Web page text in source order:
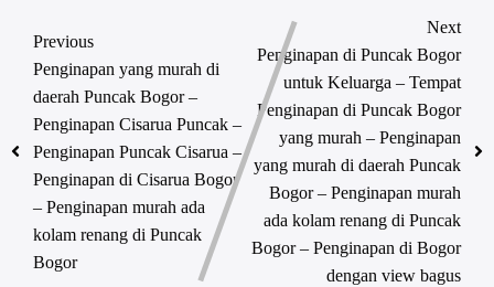
Previous
Penginapan yang murah di
daerah Puncak Bogor –
Penginapan Cisarua Puncak –
Penginapan Puncak Cisarua –
Penginapan di Cisarua Bogor
– Penginapan murah ada
kolam renang di Puncak
Bogor
Next
Penginapan di Puncak Bogor
untuk Keluarga – Tempat
Penginapan di Puncak Bogor
yang murah – Penginapan
yang murah di daerah Puncak
Bogor – Penginapan murah
ada kolam renang di Puncak
Bogor – Penginapan di Bogor
dengan view bagus